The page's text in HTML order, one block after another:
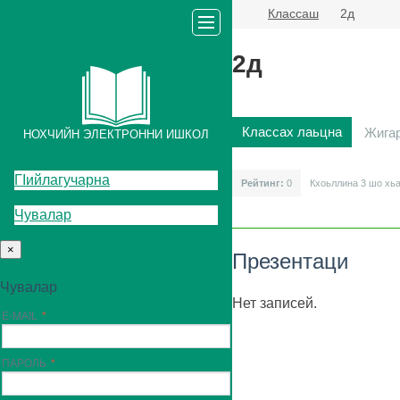
Классаш 2д
НОХЧИЙН ЭЛЕКТРОННИ ИШКОЛ
ГIийлагучарна
Чувалар
×
Чувалар
E-MAIL
ПАРОЛЬ
2д
Классах лаьцна
Рейтинг: 0 Кхоьллина 3 шо
Презентаци
Нет записей.